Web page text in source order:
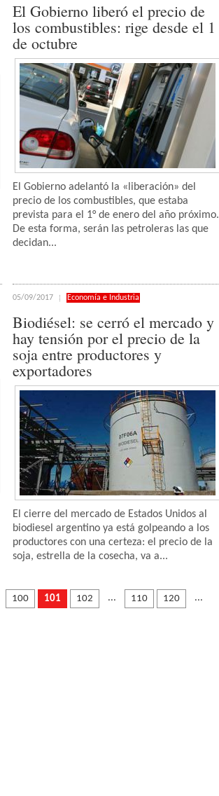
El Gobierno liberó el precio de
los combustibles: rige desde el 1
de octubre
El Gobierno adelantó la «liberación» del
precio de los combustibles, que estaba
prevista para el 1° de enero del año próximo.
De esta forma, serán las petroleras las que
decidan...
05/09/2017 Economía e Industria
Biodiésel: se cerró el mercado y
hay tensión por el precio de la
soja entre productores y
exportadores
El cierre del mercado de Estados Unidos al
biodiesel argentino ya está golpeando a los
productores con una certeza: el precio de la
soja, estrella de la cosecha, va a...
100 101 102 ... 110 120 ...